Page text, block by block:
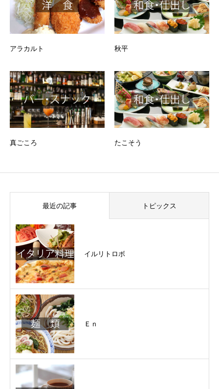
アラカルト 秋平
真ごころ たこそう
最近の記事 トピックス
イルリトロボ
Ｅｎ